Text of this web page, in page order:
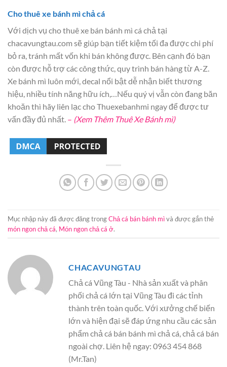
Cho thuê xe bánh mì chả cá
Với dịch vụ cho thuê xe bán bánh mì cá chả tại
chacavungtau.com sẽ giúp bạn tiết kiệm tối đa được chi phí
bỏ ra, tránh mất vốn khi bán không được. Bên cạnh đó bạn
còn được hỗ trợ các công thức, quy trình bán hàng từ A-Z.
Xe bánh mì luôn mới, decal nổi bật dễ nhận biết thương
hiệu, nhiều tính năng hữu ích,…Nếu quý vị vẫn còn đang băn
khoăn thì hãy liên lạc cho Thuexebanhmi ngay để được tư
vấn đầy đủ nhất. – (Xem Thêm Thuê Xe Bánh mì)
Mục nhập này đã được đăng trongChả cá bán bánh mìvà được gắn thẻ
món ngon chả cá, Món ngon chả cá ở.
CHACAVUNGTAU
Chả cá Vũng Tàu - Nhà sản xuất và phân
phối chả cá lớn tại Vũng Tàu đi các tỉnh
thành trên toàn quốc. Với xưởng chế biến
lớn và hiện đại sẽ đáp ứng nhu cầu các sản
phẩm chả cá bán bánh mì chả cá, chả cá bán
ngoài chợ. Liên hệ ngay: 0963 454 868
(Mr.Tan)